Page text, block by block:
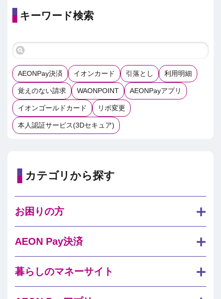
キーワード検索
AEONPay決済 イオンカード 引落とし 利用明細
覚えのない請求 WAONPOINT AEONPayアプリ
イオンゴールドカード リボ変更
本人認証サービス(3Dセキュア)
カテゴリから探す
お困りの方
AEON Pay決済
暮らしのマネーサイト